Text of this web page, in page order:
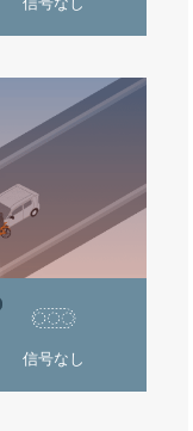
信号なし